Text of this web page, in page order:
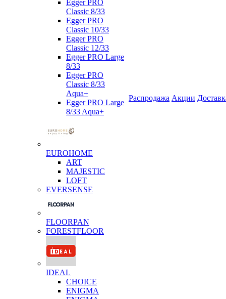
Egger PRO
Classic 8/33
Egger PRO
Classic 10/33
Egger PRO
Classic 12/33
Egger PRO Large
8/33
Egger PRO
Classic 8/33
Aqua+
Egger PRO Large
8/33 Aqua+
EUROHOME
ART
MAJESTIC
LOFT
EVERSENSE
FLOORPAN
FORESTFLOOR
IDEAL
CHOICE
ENIGMA
Распродажа Акции